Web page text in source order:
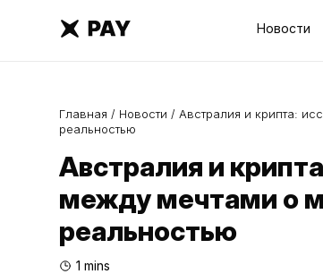
Новости
Главная / Новости / Австралия и крипта:
реальностью
Австралия и
между мечтами о
реальностью
1 mins